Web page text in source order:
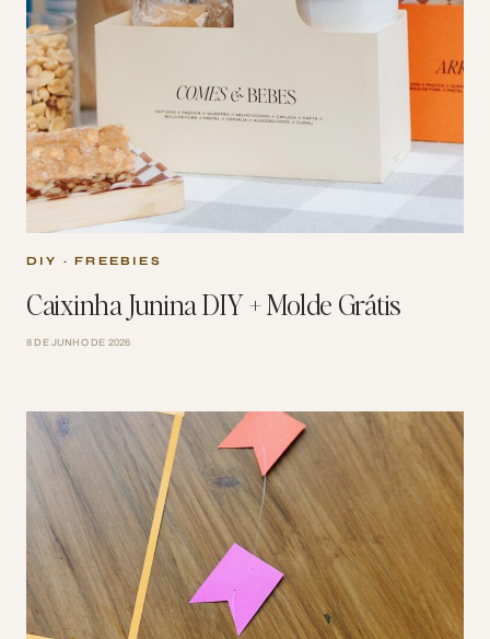
DIY ·FREEBIES
Caixinha Junina DIY + Molde Grátis
8 DE JUNHO DE 2026